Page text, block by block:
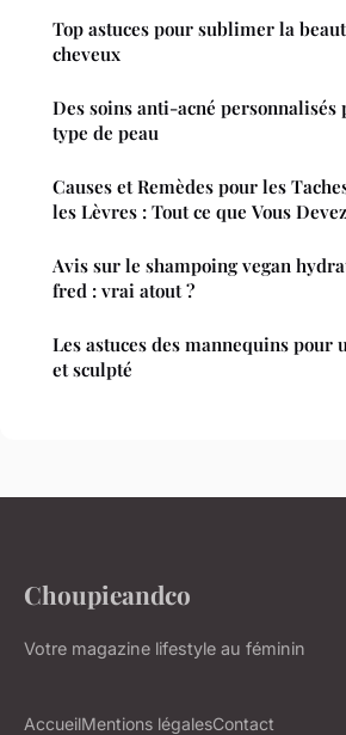
Top astuces pour sublimer la
cheveux
Des soins anti-acné personnalisés
type de peau
Causes et Remèdes pour les
les Lèvres : Tout ce que Vous
Avis sur le shampoing vegan
fred : vrai atout ?
Les astuces des mannequins pour
et sculpté
Choupieandco
Votre magazine lifestyle au féminin
AccueilMentions légalesContact